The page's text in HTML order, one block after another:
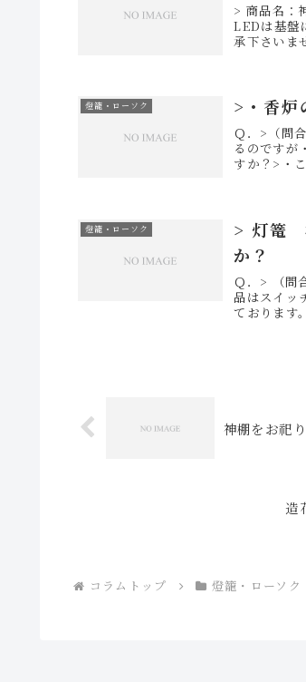
> 商品名：
LEDは基盤
承下さいま
燈籠・ローソク >・香炉
Ｑ．>（問
るのですが
すか？>・
燈籠・ローソク
> 灯篭
か？
Ｑ．> （
品はスイッ
ておりま
神棚をお祀
造
コラムトップ 燈籠・ローソク